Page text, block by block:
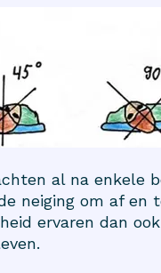
al na enkele
neiging om af en
ervaren dan